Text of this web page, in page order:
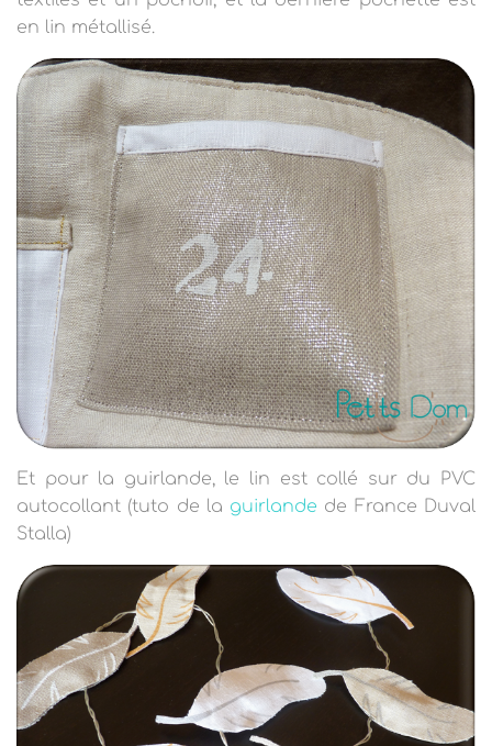
en lin métallisé.
Et pour la guirlande, le lin est collé sur du PVC
autocollant (tuto de la guirlande de France Duval
Stalla)